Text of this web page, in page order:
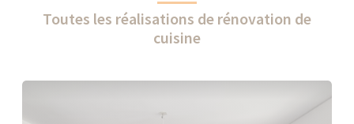
Toutes les réalisations de rénovation de
cuisine